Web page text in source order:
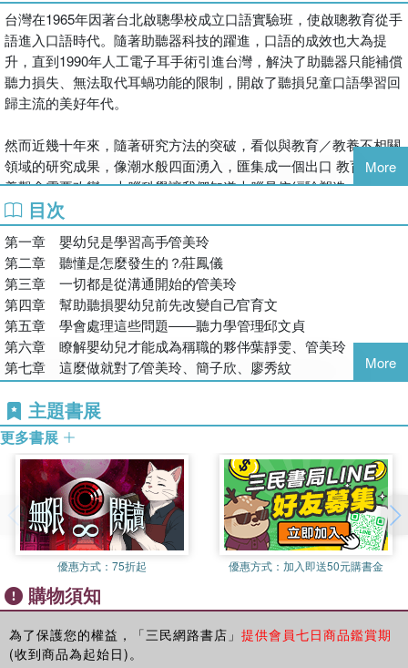
現任：財團法人婦聯聽障文教基金會附設高雄市私立至德聽語中心
主任
經歷：高雄市立高雄啟智學校教師
高雄市立高雄啟智學校語言訓練專業教師
高雄榮民總醫院耳鼻喉科語言治療師
台北榮民總醫院耳鼻喉部語言治療師
邱文貞
學歷：澳洲麥覺理大學臨床聽力學碩士
經歷：財團法人婦聯聽障文教基金會附設台北市私立至德聽語中心
聽力組長
財團法人婦聯聽障文教基金會附設台北市私立至德聽語中心聽力師
財團法人婦聯聽障文教基金會附設台北市私立至德聽語中心聽語教
師
葉靜雯
學歷：輔仁大學中文系
輔仁大學應用心理學系（輔系）
現任：財團法人婦聯聽障文教基金會附設台北市私立至德聽語中心
主任
經歷：財團法人婦聯聽障文教基金會附設台北市私立至德聽語中心
教學組長
財團法人婦聯聽障文教基金會附設台北市私立至德聽語中心聽語教
簡子欣
學歷：台北市立教育大學身心障礙教育研究所碩士
現任：財團法人婦聯聽障文教基金會附設台北市私立至德聽語中心
教學管理長
經歷：財團法人婦聯聽障文教基金會附設台北市私立至德聽語中心
聽語教師
台灣在1965年因著台北啟聰學校成立口語實驗班，使啟聰教育從手
語進入口語時代。隨著助聽器科技的躍進，口語的成效也大為提
升，直到1990年人工電子耳手術引進台灣，解決了助聽器只能補償
聽力損失、無法取代耳蝸功能的限制，開啟了聽損兒童口語學習回
歸主流的美好年代。
然而近幾十年來，隨著研究方法的突破，看似與教育／教養不相關
領域的研究成果，像潮水般四面湧入，匯集成一個出口 教育／教
養觀念需要改變。大腦科學讓我們知道大腦是依經驗塑造，嬰幼兒
大腦有先天設定的超強學習機制和有效學習運作法則，教育／教養
如不與其配合，是很難駕馭它的。基因科學對聽損醫療有很大的影
響，先天性聽損超過50%都是來自基因的問題，不同的基因所引發
的聽損問題也不同，及早確診可以及早做出適當的醫療和療育決
定。基因科學的另一貢獻是扭轉了人們對「宿命」的消極看法，因
為研究發現基因的「開關」受到環境影響，父母所提供的環境會影
響天賦、潛能的展現。新生物學、分子生物學等領域的興起，把對
「人」的瞭解推向一個新的境界，以往以腦為尊、身體各系統各自
為政的知識，無法看到生命的整體性，遇見問題也就容易落入「見
系統、器官間，小至各個細胞間，都是雙向溝通形成網路，身心合
一的實際操作也受環境影響；難怪知名的細胞生物學家Lipton揶揄
地說：「是環境，笨蛋！」他同時認為父母是孩子的基因工程師，
要善盡父母之職，就是要運用這些新的科學知識來改變自己的教育
／教養行為。
長期以來，人們簡單地把聽覺輸入和輸出畫上等號，認為改善了聽
覺輸入的問題，一切聽損次發性問題便迎刃而解了。但聽損教育相
關研究卻發現，早期語言輸入的優勢，到了中學就不再顯著，如：
社交情緒、學業表現等；科學新知識帶來全球教育改革的風潮，聽
損教育者必須重新省思傳統的聽損教育和教養觀念需要改變。而這
樣的省思在二十多年前，婦聯聽障文教基金會就從聽損孩子的身上
More
目次
第一章 嬰幼兒是學習高手∕管美玲
第二章 聽懂是怎麼發生的？∕莊鳳儀
第三章 一切都是從溝通開始的∕管美玲
第四章 幫助聽損嬰幼兒前先改變自己∕官育文
第五章 學會處理這些問題――聽力學管理∕邱文貞
第六章 瞭解嬰幼兒才能成為稱職的夥伴∕葉靜雯、管美玲
第七章 這麼做就對了∕管美玲、簡子欣、廖秀紋
More
主題書展
更多書展
優惠方式： 75折起 優惠方式： 加入即送50元購書金
購物須知
為了保護您的權益，「三民網路書店」 提供會員七日商品鑑賞期
(收到商品為起始日)。